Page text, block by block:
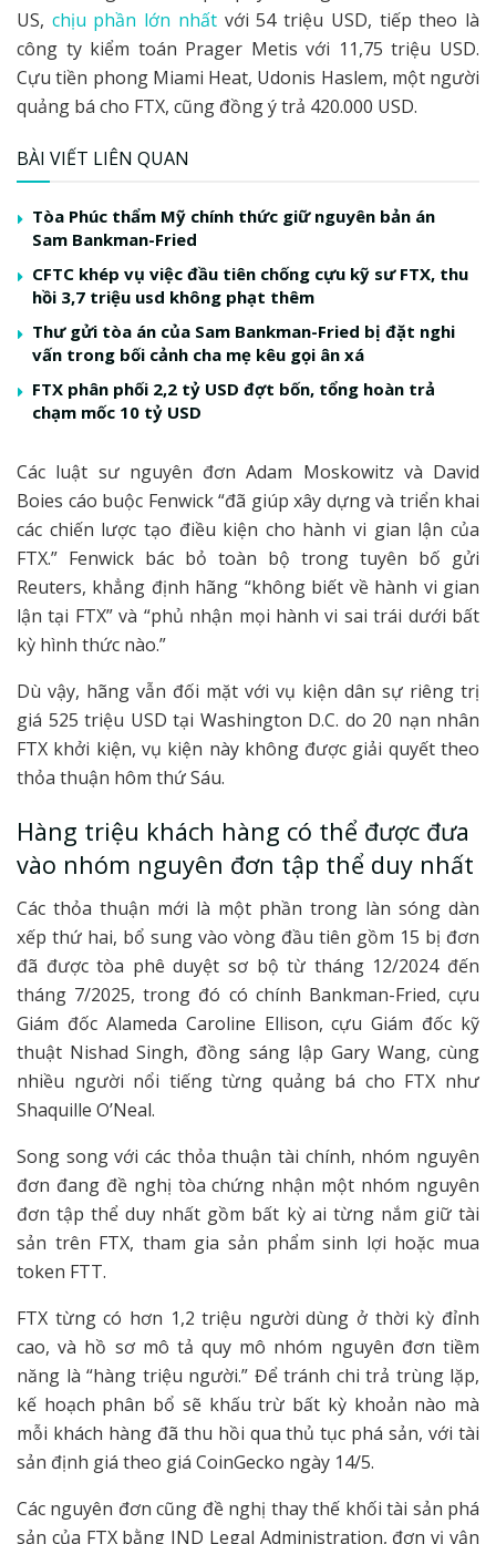
US, chịu phần lớn nhấtvới 54 triệu USD, tiếp theo là
công ty kiểm toán Prager Metis với 11,75 triệu USD.
Cựu tiền phong Miami Heat, Udonis Haslem, một người
quảng bá cho FTX, cũng đồng ý trả 420.000 USD.
BÀI VIẾT LIÊN QUAN
Tòa Phúc thẩm Mỹ chính thức giữ nguyên bản án
Sam Bankman-Fried
CFTC khép vụ việc đầu tiên chống cựu kỹ sư FTX, thu
hồi 3,7 triệu usd không phạt thêm
Thư gửi tòa án của Sam Bankman-Fried bị đặt nghi
vấn trong bối cảnh cha mẹ kêu gọi ân xá
FTX phân phối 2,2 tỷ USD đợt bốn, tổng hoàn trả
chạm mốc 10 tỷ USD
Các luật sư nguyên đơn Adam Moskowitz và David
Boies cáo buộc Fenwick “đã giúp xây dựng và triển khai
các chiến lược tạo điều kiện cho hành vi gian lận của
FTX.” Fenwick bác bỏ toàn bộ trong tuyên bố gửi
Reuters, khẳng định hãng “không biết về hành vi gian
lận tại FTX” và “phủ nhận mọi hành vi sai trái dưới bất
kỳ hình thức nào.”
Dù vậy, hãng vẫn đối mặt với vụ kiện dân sự riêng trị
giá 525 triệu USD tại Washington D.C. do 20 nạn nhân
FTX khởi kiện, vụ kiện này không được giải quyết theo
thỏa thuận hôm thứ Sáu.
Hàng triệu khách hàng có thể được đưa
vào nhóm nguyên đơn tập thể duy nhất
Các thỏa thuận mới là một phần trong làn sóng dàn
xếp thứ hai, bổ sung vào vòng đầu tiên gồm 15 bị đơn
đã được tòa phê duyệt sơ bộ từ tháng 12/2024 đến
tháng 7/2025, trong đó có chính Bankman-Fried, cựu
Giám đốc Alameda Caroline Ellison, cựu Giám đốc kỹ
thuật Nishad Singh, đồng sáng lập Gary Wang, cùng
nhiều người nổi tiếng từng quảng bá cho FTX như
Shaquille O’Neal.
Song song với các thỏa thuận tài chính, nhóm nguyên
đơn đang đề nghị tòa chứng nhận một nhóm nguyên
đơn tập thể duy nhất gồm bất kỳ ai từng nắm giữ tài
sản trên FTX, tham gia sản phẩm sinh lợi hoặc mua
token FTT.
FTX từng có hơn 1,2 triệu người dùng ở thời kỳ đỉnh
cao, và hồ sơ mô tả quy mô nhóm nguyên đơn tiềm
năng là “hàng triệu người.” Để tránh chi trả trùng lặp,
kế hoạch phân bổ sẽ khấu trừ bất kỳ khoản nào mà
mỗi khách hàng đã thu hồi qua thủ tục phá sản, với tài
sản định giá theo giá CoinGecko ngày 14/5.
Các nguyên đơn cũng đề nghị thay thế khối tài sản phá
sản của FTX bằng JND Legal Administration, đơn vị vận